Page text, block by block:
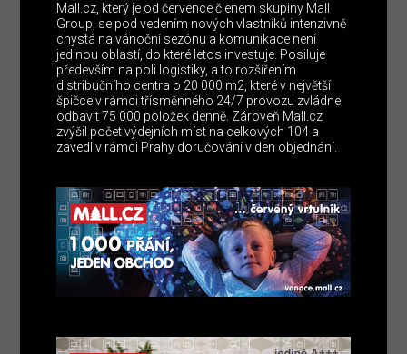
Mall.cz, který je od července členem skupiny Mall
Group, se pod vedením nových vlastníků intenzivně
chystá na vánoční sezónu a komunikace není
jedinou oblastí, do které letos investuje. Posiluje
především na poli logistiky, a to rozšířením
distribučního centra o 20 000 m2, které v největší
špičce v rámci třísměnného 24/7 provozu zvládne
odbavit 75 000 položek denně. Zároveň Mall.cz
zvýšil počet výdejních míst na celkových 104 a
zavedl v rámci Prahy doručování v den objednání.